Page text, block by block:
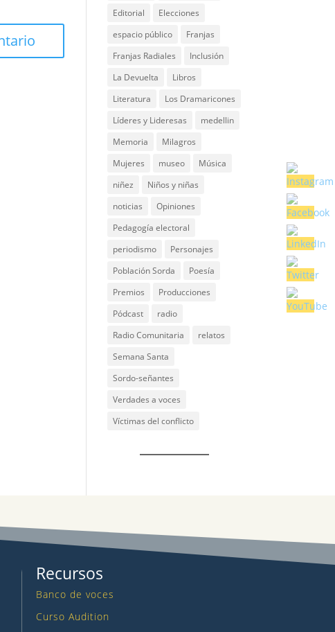
Editorial
Elecciones
espacio público
Franjas
Franjas Radiales
Inclusión
La Devuelta
Libros
Literatura
Los Dramaricones
Líderes y Lideresas
medellin
Memoria
Milagros
Mujeres
museo
Música
niñez
Niños y niñas
noticias
Opiniones
Pedagogía electoral
periodismo
Personajes
Población Sorda
Poesía
Premios
Producciones
Pódcast
radio
Radio Comunitaria
relatos
Semana Santa
Sordo-señantes
Verdades a voces
Víctimas del conflicto
Recursos
Banco de voces
Curso Audition